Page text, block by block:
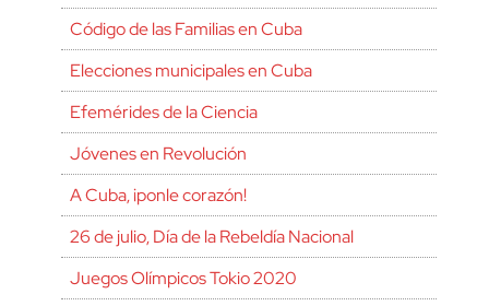
Código de las Familias en Cuba
Elecciones municipales en Cuba
Efemérides de la Ciencia
Jóvenes en Revolución
A Cuba, ¡ponle corazón!
26 de julio, Día de la Rebeldía Nacional
Juegos Olímpicos Tokio 2020